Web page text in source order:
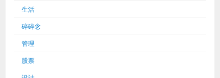
生活
碎碎念
管理
股票